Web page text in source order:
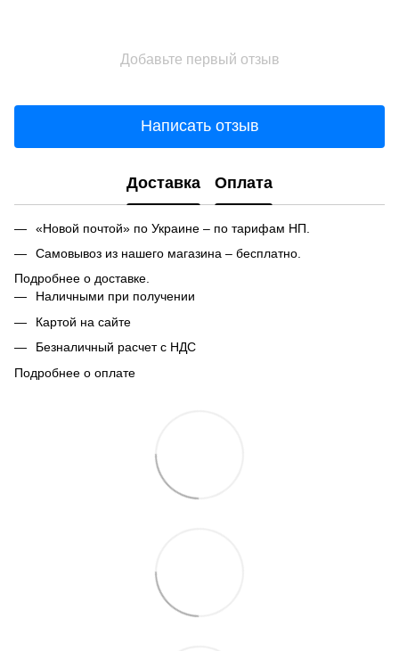
Добавьте первый отзыв
Написать отзыв
Доставка Оплата
«Новой почтой» по Украине – по тарифам НП.
Самовывоз из нашего магазина – бесплатно.
Подробнее о доставке.
Наличными при получении
Картой на сайте
Безналичный расчет с НДС
Подробнее о оплате